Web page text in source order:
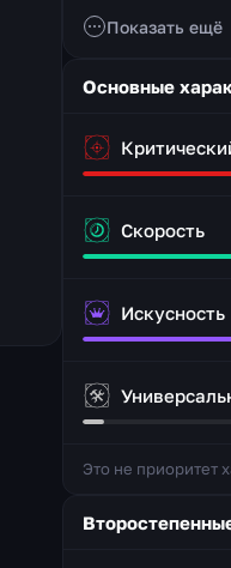
Показать ещё
Основные
Скорость
Искусность
Это не приоритет